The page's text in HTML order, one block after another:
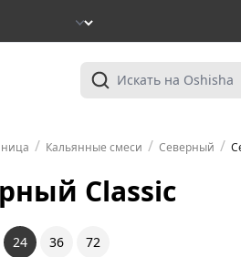
/ Кальянные смеси / Северный /
Classic
24 36 72